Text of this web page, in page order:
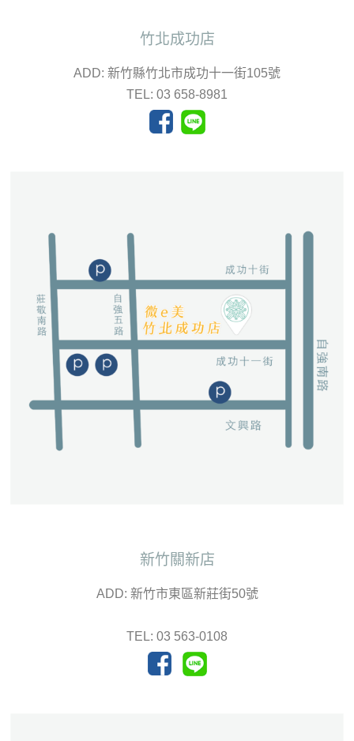
竹北成功店
ADD: 新竹縣竹北市成功十一街105號
TEL: 03 658-8981
新竹關新店
ADD: 新竹市東區新莊街50號
TEL: 03 563-0108